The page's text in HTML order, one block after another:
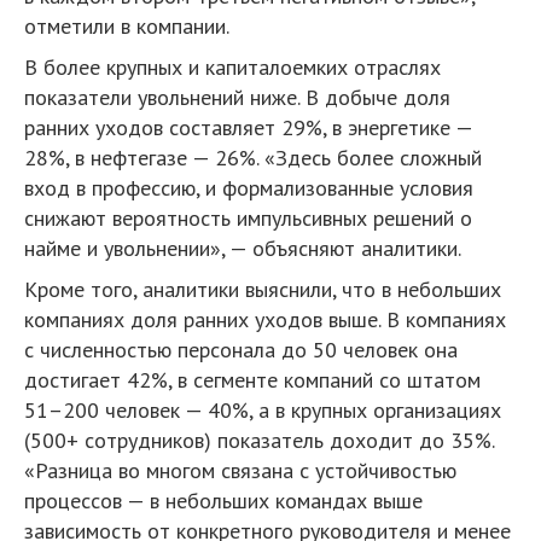
отметили в компании.
В более крупных и капиталоемких отраслях
показатели увольнений ниже. В добыче доля
ранних уходов составляет 29%, в энергетике —
28%, в нефтегазе — 26%. «Здесь более сложный
вход в профессию, и формализованные условия
снижают вероятность импульсивных решений о
найме и увольнении», — объясняют аналитики.
Кроме того, аналитики выяснили, что в небольших
компаниях доля ранних уходов выше. В компаниях
с численностью персонала до 50 человек она
достигает 42%, в сегменте компаний со штатом
51–200 человек — 40%, а в крупных организациях
(500+ сотрудников) показатель доходит до 35%.
«Разница во многом связана с устойчивостью
процессов — в небольших командах выше
зависимость от конкретного руководителя и менее